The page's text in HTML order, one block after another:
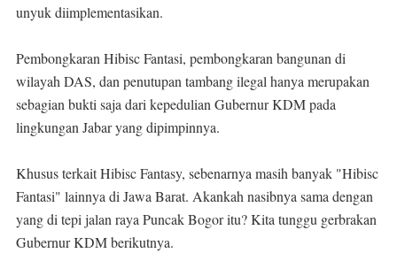
unyuk diimplementasikan.
Pembongkaran Hibisc Fantasi, pembongkaran bangunan di
wilayah DAS, dan penutupan tambang ilegal hanya merupakan
sebagian bukti saja dari kepedulian Gubernur KDM pada
lingkungan Jabar yang dipimpinnya.
Khusus terkait Hibisc Fantasy, sebenarnya masih banyak "Hibisc
Fantasi" lainnya di Jawa Barat. Akankah nasibnya sama dengan
yang di tepi jalan raya Puncak Bogor itu? Kita tunggu gerbrakan
Gubernur KDM berikutnya.